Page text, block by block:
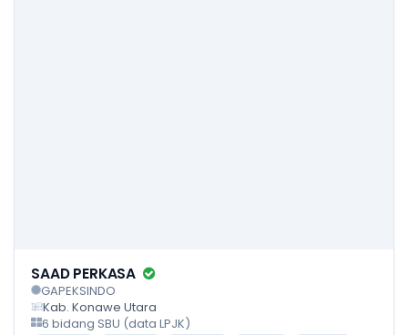
SAAD PERKASA
GAPEKSINDO
Kab. Konawe Utara
6 bidang SBU (data LPJK)